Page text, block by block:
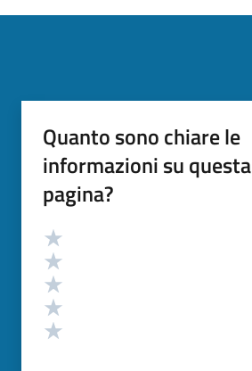
Quanto sono chiare le
informazioni su questa
pagina?
Valutazione